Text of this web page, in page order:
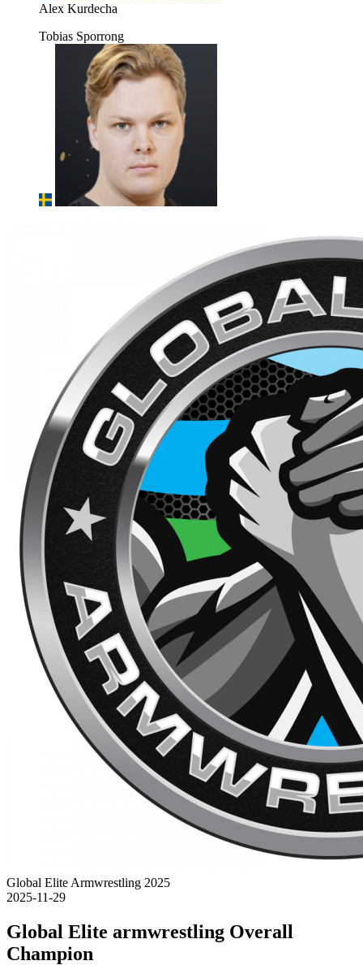
Alex Kurdecha
Tobias Sporrong
Global Elite Armwrestling 2025
2025-11-29
Global Elite armwrestling Overall
Champion